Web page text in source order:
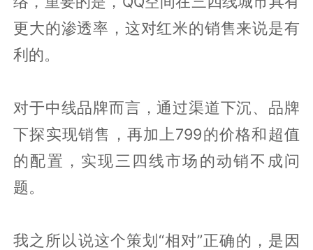
更大的渗透率，这对红米的销售来说是有
利的。
对于中线品牌而言，通过渠道下沉、品牌
下探实现销售，再加上799的价格和超值
的配置，实现三四线市场的动销不成问
题。
我之所以说这个策划“相对”正确的，是因